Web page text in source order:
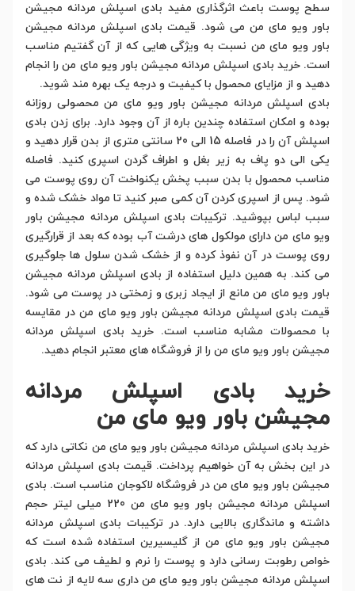
سطح پوست باعث اثرگذاری مفید بادی اسپلش مردانه مجیشن
باور ویو مای من می شود. قیمت بادی اسپلش مردانه مجیشن
باور ویو مای من نسبت به ویژگی هایی که از آن گفتیم مناسب
است. خرید بادی اسپلش مردانه مجیشن باور ویو مای من را انجام
دهید و از مزایای محصول با کیفیت و درجه یک بهره مند شوید.
بادی اسپلش مردانه مجیشن باور ویو مای من محصولی روزانه
بوده و امکان استفاده چندین باره از آن وجود دارد. برای زدن بادی
اسپلش آن را در فاصله 15 الی 20 سانتی متری از بدن قرار دهید و
یکی الی دو پاف به زیر بغل و اطراف گردن اسپری کنید. فاصله
مناسب محصول با بدن سبب پخش یکنواخت آن روی پوست می
شود. پس از اسپری کردن آن کمی صبر کنید تا مواد خشک شده و
سبب لباس بپوشید. ترکیبات بادی اسپلش مردانه مجیشن باور
ویو مای من دارای مولکول های درشت آب بوده که بعد از قرارگیری
روی پوست در آن نفوذ کرده و از خشک شدن سلول ها جلوگیری
می کند. به همین دلیل استفاده از بادی اسپلش مردانه مجیشن
باور ویو مای من مانع از ایجاد زبری و زمختی در پوست می شود.
قیمت بادی اسپلش مردانه مجیشن باور ویو مای من در مقایسه
با محصولات مشابه مناسب است. خرید بادی اسپلش مردانه
مجیشن باور ویو مای من را از فروشگاه های معتبر انجام دهید.
خرید بادی اسپلش مردانه
مجیشن باور ویو مای من
خرید بادی اسپلش مردانه مجیشن باور ویو مای من نکاتی دارد که
در این بخش به آن خواهیم پرداخت. قیمت بادی اسپلش مردانه
مجیشن باور ویو مای من در فروشگاه لاکوجان مناسب است. بادی
اسپلش مردانه مجیشن باور ویو مای من 220 میلی لیتر حجم
داشته و ماندگاری بالایی دارد. در ترکیبات بادی اسپلش مردانه
مجیشن باور ویو مای من از گلیسیرین استفاده شده است که
خواص رطوبت رسانی دارد و پوست را نرم و لطیف می کند. بادی
اسپلش مردانه مجیشن باور ویو مای من داری سه لایه از نت های